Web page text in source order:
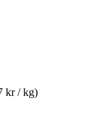
kr / kg)